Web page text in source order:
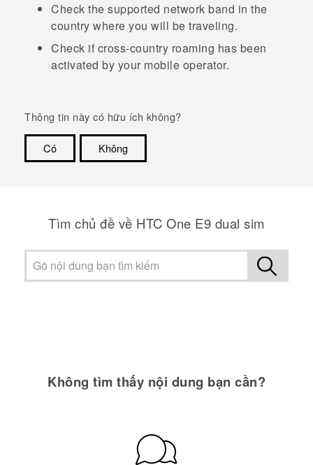
Check the supported network band in the
country where you will be traveling.
Check if cross-country roaming has been
activated by your mobile operator.
Thông tin này có hữu ích không?
Có
Không
Tìm chủ đề về HTC One E9 dual sim
Không tìm thấy nội dung bạn cần?